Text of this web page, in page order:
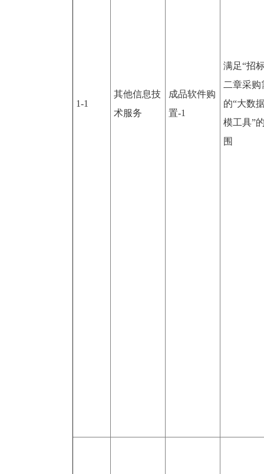
1-1
其他信息技
术服务
成品软件购
置-1
满足“招
二章采购
的“大数
模工具”
围